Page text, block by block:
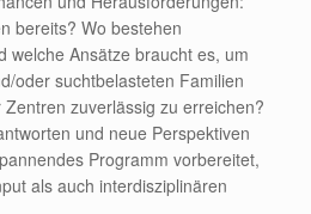
bereits? Wo bestehen
welche Ansätze braucht es, um
oder suchtbelasteten Familien
zuverlässig zu erreichen?
und neue Perspektiven
Programm vorbereitet,
als auch interdisziplinären